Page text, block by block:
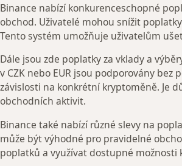
Binance nabízí konkurenceschopné
obchod. Uživatelé mohou snížit
Tento systém umožňuje uživatelům
Dále jsou zde poplatky za vklady a
v CZK nebo EUR jsou podporovány
závislosti na konkrétní kryptoměně. Je
obchodních aktivit.
Binance také nabízí různé slevy na
může být výhodné pro pravidelné
poplatků a využívat dostupné možnosti